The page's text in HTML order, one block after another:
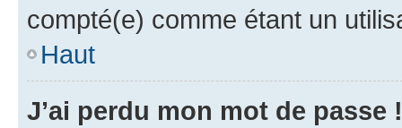
compté(e) comme étant un
Haut
J’ai perdu mon mot de passe !